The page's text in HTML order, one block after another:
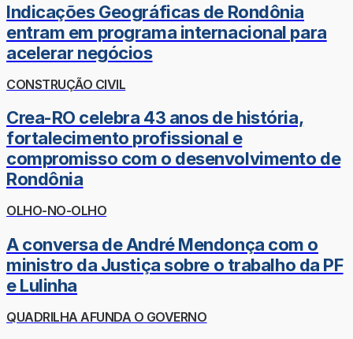
Indicações Geográficas de Rondônia
entram em programa internacional para
acelerar negócios
CONSTRUÇÃO CIVIL
Crea-RO celebra 43 anos de história,
fortalecimento profissional e
compromisso com o desenvolvimento de
Rondônia
OLHO-NO-OLHO
A conversa de André Mendonça com o
ministro da Justiça sobre o trabalho da PF
e Lulinha
QUADRILHA AFUNDA O GOVERNO